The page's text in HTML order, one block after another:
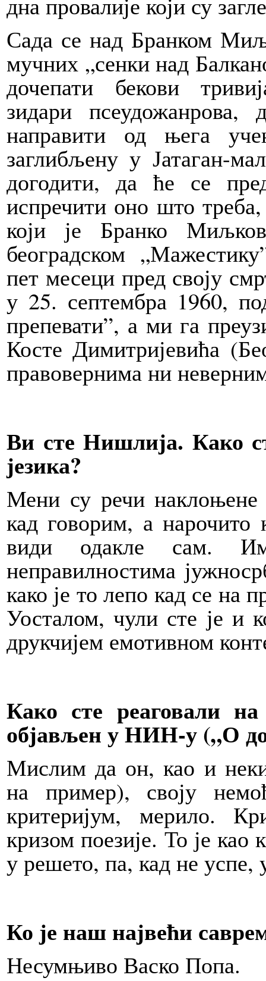
Сада се над Бранком
мучних „сенки над
дочепати бекови
зидари
направити од њега
заглибљену у Јатаган-
догодити, да ће се
испречити оно што
који је Бранко
београдском
пет месеци пред своју
у 25. септембра 1960,
препевати”, а ми га
Косте Димитријевића
правовернима ни
Ви сте Нишлија. Како
језика?
Мени су речи
кад говорим, а
види одакле сам.
неправилностима
како је то лепо кад се на
Уосталом, чули сте је и
друкчијем емотивном
Како сте реаговали
објављен у НИН-у („О
Мислим да он, као и
на пример), своју
критеријум, мерило.
кризом поезије. То је као
у решето, па, кад не успе,
Ко је наш највећи
Несумњиво Васко Попа.